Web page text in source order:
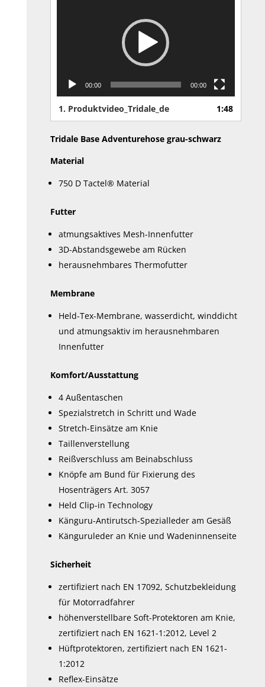
00:00 00:00
1. Produktvideo_Tridale_de 1:48
Tridale Base Adventurehose grau-schwarz
Material
750 D Tactel® Material
Futter
atmungsaktives Mesh-Innenfutter
3D-Abstandsgewebe am Rücken
herausnehmbares Thermofutter
Membrane
Held-Tex-Membrane, wasserdicht, winddicht
und atmungsaktiv im herausnehmbaren
Innenfutter
Komfort/Ausstattung
4 Außentaschen
Spezialstretch in Schritt und Wade
Stretch-Einsätze am Knie
Taillenverstellung
Reißverschluss am Beinabschluss
Knöpfe am Bund für Fixierung des
Hosenträgers Art. 3057
Held Clip-in Technology
Känguru-Antirutsch-Spezialleder am Gesäß
Känguruleder an Knie und Wadeninnenseite
Sicherheit
zertifiziert nach EN 17092, Schutzbekleidung
für Motorradfahrer
höhenverstellbare Soft-Protektoren am Knie,
zertifiziert nach EN 1621-1:2012, Level 2
Hüftprotektoren, zertifiziert nach EN 1621-
1:2012
Reflex-Einsätze